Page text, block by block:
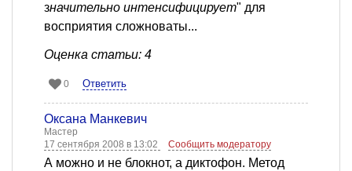
значительно интенсифицирует" для
восприятия сложноваты...
Оценка статьи: 4
0 Ответить
Оксана Манкевич
Мастер
17 сентября 2008 в 13:02
Сообщить модератору
А можно и не блокнот, а диктофон. Метод